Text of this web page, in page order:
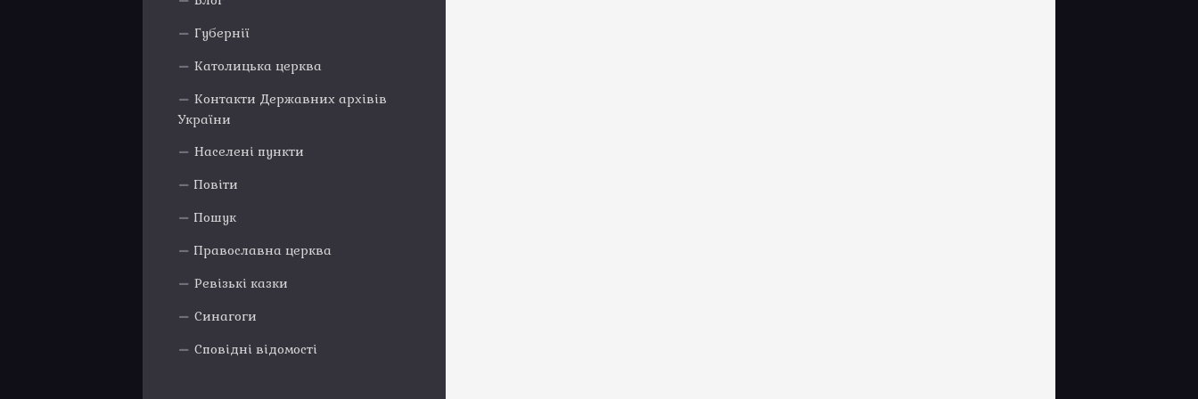
Губернії
Католицька церква
Контакти Державних архівів
України
Населені пункти
Повіти
Пошук
Православна церква
Ревізькі казки
Синагоги
Сповідні відомості